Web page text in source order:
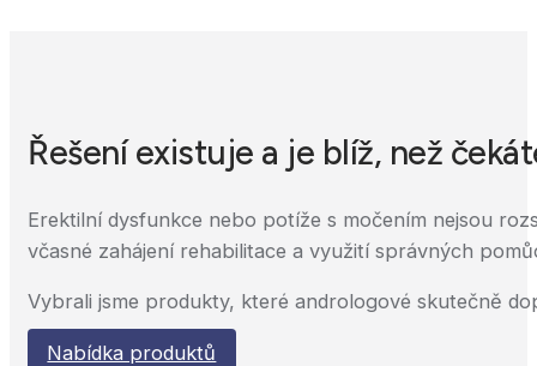
Řešení existuje a je blíž, než
Erektilní dysfunkce nebo potíže s močením nejsou
včasné zahájení rehabilitace a využití správných
Vybrali jsme produkty, které andrologové skutečně
Nabídka produktů